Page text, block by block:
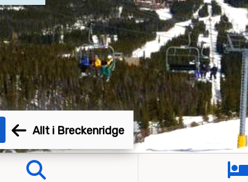
Allt i Breckenridge